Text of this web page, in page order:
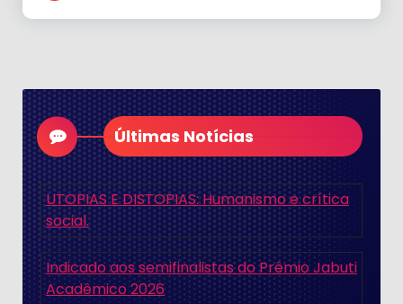
Últimas Notícias
UTOPIAS E DISTOPIAS: Humanismo e crítica
social.
Indicado aos semifinalistas do Prêmio Jabuti
Acadêmico 2026